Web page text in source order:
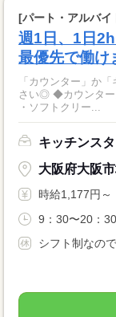
[パート・アルバイ
週1日、1日
最優先で働け
「カウンター」か
さい◎ ◆カウンタースタッフ ・レジでの接客、注文 ・ドリンク作り
・ソフトクリー...
キッチンス
大阪府大阪
時給1,177円～
9：30〜20：
シフト制なの